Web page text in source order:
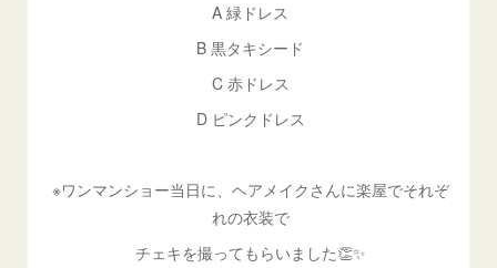
A 緑ドレス
B 黒タキシード
C 赤ドレス
D ピンクドレス
※ワンマンショー当日に、ヘアメイクさんに楽屋でそれぞ
れの衣装で
チェキを撮ってもらいました👏✨